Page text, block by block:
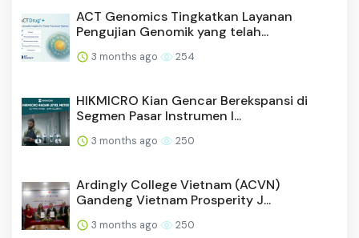
ACT Genomics Tingkatkan Layanan
Pengujian Genomik yang telah...
3 months ago 254
HIKMICRO Kian Gencar Berekspansi di
Segmen Pasar Instrumen I...
3 months ago 250
Ardingly College Vietnam (ACVN)
Gandeng Vietnam Prosperity J...
3 months ago 250